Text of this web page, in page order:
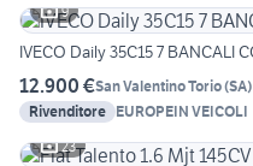
9
IVECO Daily 35C15 7 BANCALI
12.900 €San Valentino Torio(SA)
Rivenditore EUROPEIN VEICOLI
23